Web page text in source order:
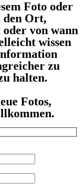
Foto oder
den Ort,
von wann
wissen
zu
halten.
Fotos,